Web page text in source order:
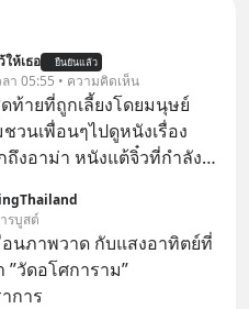
ให้เธอ ยืนยันแล้ว
ลา 05:55 • ความคิดเห็น
ท้ายที่ถูกเลี้ยงโดยมนุษย์
วนเพื่อนๆไปดูหนังเรื่อง
นังแต้จิ๋วที่กำลัง
สเตอร์หนังเรื่องนี้หลาย
กดูมาก ด้วยเพราะว่า
กเมืองจีน ป๊าก็พูดแต้จิ๋วได้
ความผูกพันที่ได้ยินตั้งแต่
รบูสต์
อนภาพวาด กับแสงอาทิตย์ที่
”วัดอโศการาม”
การ